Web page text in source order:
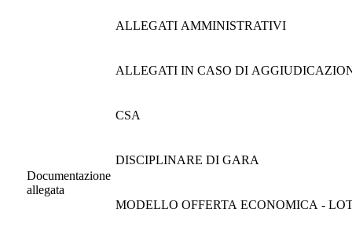
Documentazione
allegata
ALLEGATI AMMINISTRATIVI
ALLEGATI IN CASO DI
CSA
DISCIPLINARE DI GARA
MODELLO OFFERTA ECONOMICA -